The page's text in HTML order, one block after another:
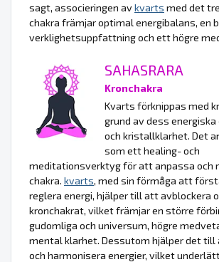
sagt, associeringen avkvarts med det
chakra främjar optimal energibalans, en
verklighetsuppfattning och ett högre
SAHASRARA
Kronchakra
Kvarts förknippas med
grund av dess
och kristallklarhet. Det
som ett healing- och
meditationsverktyg för att anpassa och
chakra. kvarts, med sin förmåga att
reglera energi, hjälper till att avblockera
kronchakrat, vilket främjar en större
gudomliga och universum, högre
mental klarhet. Dessutom hjälper det till
och harmonisera energier, vilket